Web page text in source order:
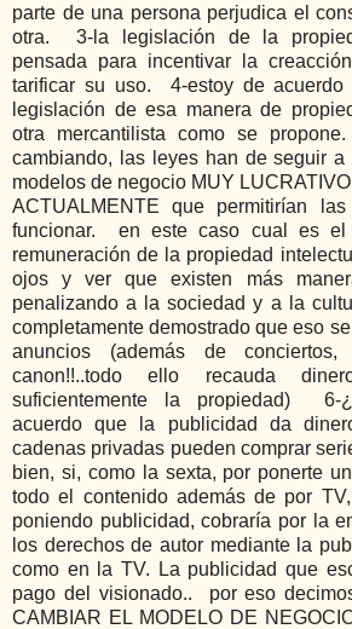
parte de una persona perjudica el
otra.  3-la legislación de la
pensada para incentivar la
tarificar su uso.  4-estoy de
legislación de esa manera de
otra mercantilista como se
cambiando, las leyes han de seguir a
modelos de negocio MUY
ACTUALMENTE que permitirían
funcionar.  en este caso cual es el
remuneración de la propiedad
ojos y ver que existen más
penalizando a la sociedad y a la
completamente demostrado que eso
anuncios (además de conciertos,
canon!!..todo ello recauda
suficientemente la propiedad)  6-
acuerdo que la publicidad da
cadenas privadas pueden comprar
bien, si, como la sexta, por ponerte
todo el contenido además de por
poniendo publicidad, cobraría por la
los derechos de autor mediante la
como en la TV. La publicidad que
pago del visionado..  por eso
CAMBIAR EL MODELO DE